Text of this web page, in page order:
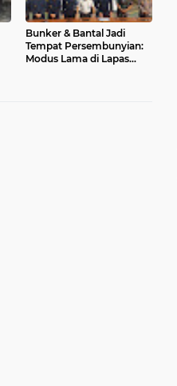
Bunker & Bantal Jadi
Tempat Persembunyian:
Modus Lama di Lapas